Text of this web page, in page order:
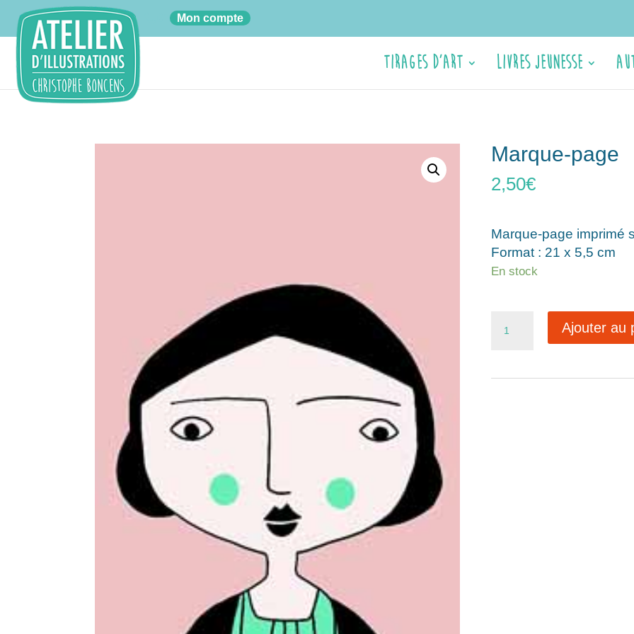
01 Mon compte
Tirages d’Art Livres jeunesse
Marque-page
2,50€
Marque-page imprimé
Format : 21 x 5,5 cm
En stock
de
page
Ajouter au